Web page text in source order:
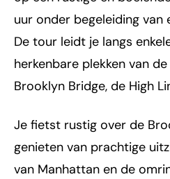
uur onder begeleiding van
De tour leidt je langs
herkenbare plekken van
Brooklyn Bridge, de High
Je fietst rustig over de
genieten van prachtige
van Manhattan en de